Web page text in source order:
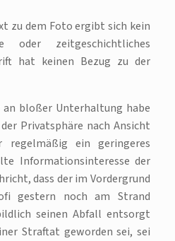
zu dem Foto ergibt sich kein
oder zeitgeschichtliches
hat keinen Bezug zu der
an bloßer Unterhaltung habe
Privatsphäre nach Ansicht
regelmäßig ein geringeres
Informationsinteresse der
dass der im Vordergrund
gestern noch am Strand
seinen Abfall entsorgt
Straftat geworden sei, sei